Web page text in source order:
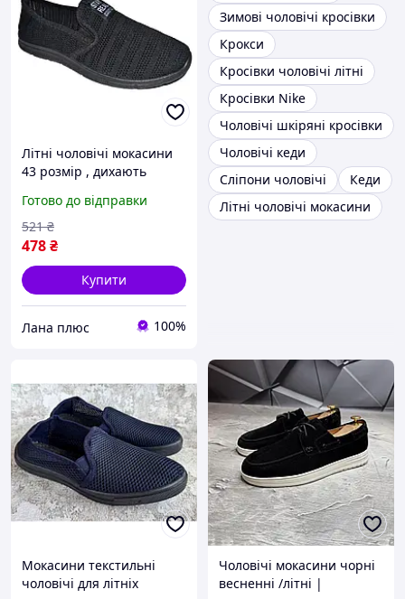
Літні чоловічі мокасини
43 розмір , дихають
Готово до відправки
478₴
521 ₴
Купити
Лана плюс 100%
Зимові чоловічі кросівки
Крокси
Кросівки чоловічі літні
Кросівки Nike
Чоловічі шкіряні кросівки
Чоловічі кеди
Сліпони чоловічі
Кеди
Літні чоловічі мокасини
Мокасини текстильні
чоловічі для літніх
Чоловічі мокасини чорні
весненні /літні |